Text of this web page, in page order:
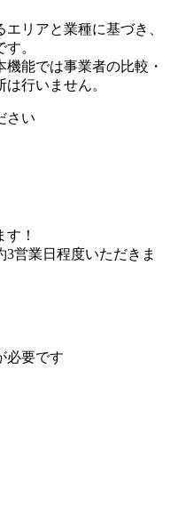
リアと業種に基づき、
。
能では事業者の比較・
行いません。
さい
！
営業日程度いただきま
必要です